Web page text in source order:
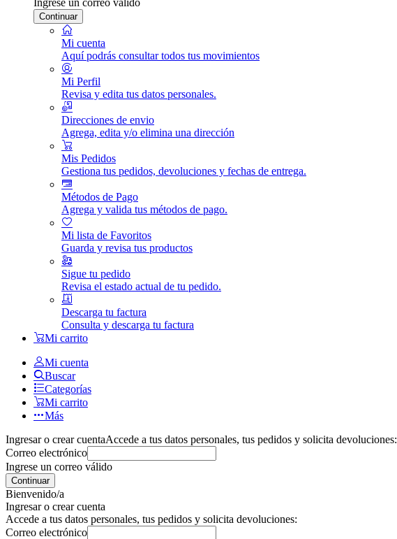
Continuar
Mi cuenta
Aquí podrás consultar todos tus movimientos
Mi Perfil
Revisa y edita tus datos personales.
Direcciones de envio
Agrega, edita y/o elimina una dirección
Mis Pedidos
Gestiona tus pedidos, devoluciones y fechas de entrega.
Métodos de Pago
Agrega y valida tus métodos de pago.
Mi lista de Favoritos
Guarda y revisa tus productos
Sigue tu pedido
Revisa el estado actual de tu pedido.
Descarga tu factura
Consulta y descarga tu factura
Mi carrito
Mi cuenta
Buscar
Categorías
Mi carrito
Más
Ingresar o crear cuentaAccede a tus datos personales, tus pedidos y solicita devoluciones:
Correo electrónico
Ingrese un correo válido
Continuar
Bienvenido/a
Ingresar o crear cuenta
Accede a tus datos personales, tus pedidos y solicita devoluciones:
Correo electrónico